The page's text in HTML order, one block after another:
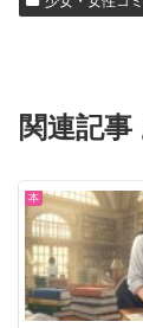
関連記事
本